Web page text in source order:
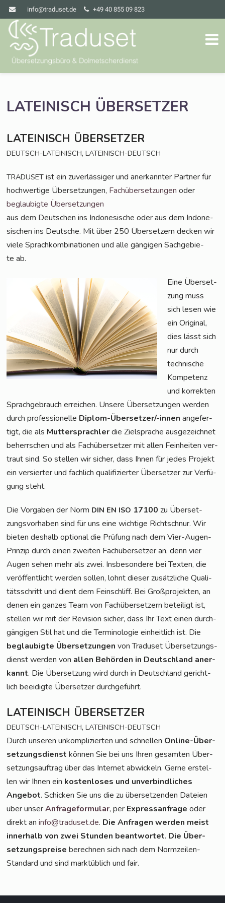
info@traduset.de +49 40 855 09 823
LATEINISCH ÜBERSETZER
LATEINISCH ÜBERSETZER
DEUTSCH-LATEINISCH,LATEINISCH-DEUTSCH
TRADUSET ist ein zuver­läs­si­ger und aner­kann­ter Part­ner für
hoch­wer­ti­ge Über­set­zun­gen, Fach­über­set­zun­gen oder
beglau­big­te Über­set­zun­gen
aus dem Deut­schen ins Indo­ne­si­sche oder aus dem Indo­ne­
si­schen ins Deut­sche. Mit über 250 Über­set­zern decken wir
vie­le Sprach­kom­bi­na­tio­nen und alle gän­gi­gen Sach­ge­bie­
te ab.
Eine Über­set­
zung muss
sich lesen wie
ein Ori­gi­nal,
dies lässt sich
nur durch
tech­ni­sche
Kom­pe­tenz
und kor­rek­ten
Sprach­ge­brauch errei­chen. Unse­re Über­set­zun­gen wer­den
durch pro­fes­sio­nel­le Diplom-Über­set­zer/-innen ange­fer­
tigt, die als Mut­ter­sprach­lerdie Ziel­spra­che aus­ge­zeich­net
beherr­schen und als Fach­über­set­zer mit allen Fein­hei­ten ver­
traut sind. So stel­len wir sicher, dass Ihnen für jedes Pro­jekt
ein ver­sier­ter und fach­lich qua­li­fi­zier­ter Über­set­zer zur Ver­fü­
gung steht.
Die Vor­ga­ben der Norm DIN EN ISO 17100 zu Über­set­
zungs­vor­ha­ben sind für uns eine wich­ti­ge Richt­schnur. Wir
bie­ten des­halb optio­nal die Prü­fung nach dem Vier-Augen-
Prin­zip durch einen zwei­ten Fach­über­set­zer an, denn vier
Augen sehen mehr als zwei. Ins­be­son­de­re bei Tex­ten, die
ver­öf­fent­licht wer­den sol­len, lohnt die­ser zusätz­li­che Qua­li­
täts­schritt und dient dem Fein­schliff. Bei Groß­pro­jek­ten, an
denen ein gan­zes Team von Fach­über­set­zern betei­ligt ist,
stel­len wir mit der Revi­si­on sicher, dass Ihr Text einen durch­
gän­gi­gen Stil hat und die Ter­mi­no­lo­gie ein­heit­lich ist. Die
beglau­big­te Über­set­zun­gen von Tra­du­set Über­set­zungs­
dienst wer­den von allen Behör­den in Deutsch­land aner­
kannt. Die Über­set­zung wird durch in Deutsch­land gericht­
lich beei­dig­te Über­set­zer durchgeführt.
LATEINISCH ÜBERSETZER
DEUTSCH-LATEINISCH,LATEINISCH-DEUTSCH
Durch unse­ren unkom­pli­zier­ten und schnel­len Online-Über­
set­zungs­dienst kön­nen Sie bei uns Ihren gesam­ten Über­
set­zungs­auf­trag über das Inter­net abwi­ckeln. Ger­ne erstel­
len wir Ihnen ein kos­ten­lo­ses und unver­bind­li­ches
Ange­bot. Schi­cken Sie uns die zu über­set­zen­den Datei­en
über unserAnfra­ge­for­mu­lar, per Express­an­fra­ge oder
direkt aninfo@traduset.de. Die Anfra­gen wer­den meist
inner­halb von zwei Stun­den beant­wor­tet. Die Über­
set­zungs­prei­se berech­nen sich nach dem Norm­zei­len-
Stan­dard und sind markt­üb­lich und fair.